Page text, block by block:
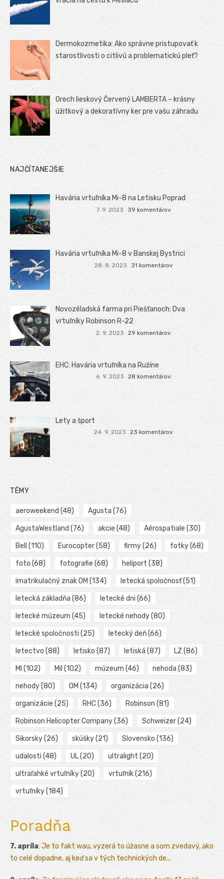
Dermokozmetika: Ako správne pristupovať k
starostlivosti o citlivú a problematickú pleť?
Orech lieskový Červený LAMBERTA – krásny
úžitkový a dekoratívny ker pre vašu záhradu
NAJČÍTANEJŠIE
Havária vrtuľníka Mi-8 na Letisku Poprad
7. 9. 2023 39 komentárov
Havária vrtuľníka Mi-8 v Banskej Bystrici
28. 8. 2023 31 komentárov
Novozéladská farma pri Piešťanoch: Dva
vrtuľníky Robinson R-22
2. 9. 2023 29 komentárov
EHC: Havária vrtuľníka na Ružíne
6. 9. 2023 28 komentárov
Lety a šport
24. 9. 2023 23 komentárov
TÉMY
aeroweekend (48) Agusta (76)
AgustaWestland (76) akcie (48) Aérospatiale (30)
Bell (110) Eurocopter(58) firmy(26) fotky(68)
foto (68) fotografie (68) heliport (38)
imatrikulačný znak OM (134) letecká spoločnosť(51)
letecká základňa (86) letecké dni (66)
letecké múzeum (45) letecké nehody(80)
letecké spoločnosti (25) letecký deň(66)
letectvo (88) letisko (87) letiská (87) LZ (86)
MI (102) Mil (102) múzeum (46) nehoda (83)
nehody(80) OM (134) organizácia (26)
organizácie (25) RHC(36) Robinson (81)
Robinson Helicopter Company(36) Schweizer(24)
Sikorsky(26) skúšky(21) Slovensko (136)
udalosti (48) UL(20) ultralight (20)
ultraľahké vrtuľníky(20) vrtuľník(216)
vrtuľníky(184)
Poradňa
7. apríla: Je to fakt wau, vyzerá to úžasne a som zvedavý, ako
to celé dopadne, aj keď sa v tých technických de...